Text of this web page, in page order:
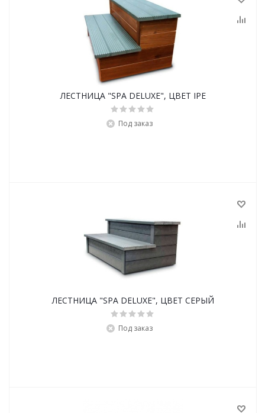
ЛЕСТНИЦА "SPA DELUXE", ЦВЕТ IPE
Под заказ
ЛЕСТНИЦА "SPA DELUXE", ЦВЕТ СЕРЫЙ
Под заказ